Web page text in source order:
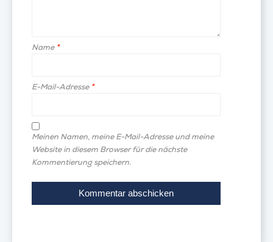
Name *
E-Mail-Adresse *
Meinen Namen, meine E-Mail-Adresse und meine
Website in diesem Browser für die nächste
Kommentierung speichern.